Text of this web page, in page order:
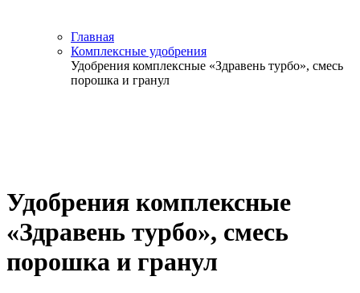
Главная
Комплексные удобрения
Удобрения комплексные «Здравень турбо», смесь
порошка и гранул
Удобрения комплексные
«Здравень турбо», смесь
порошка и гранул